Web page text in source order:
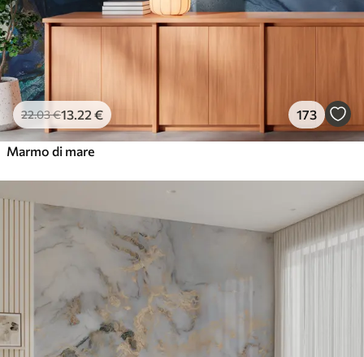
22.03€13 .22 € 173
Marmo di mare